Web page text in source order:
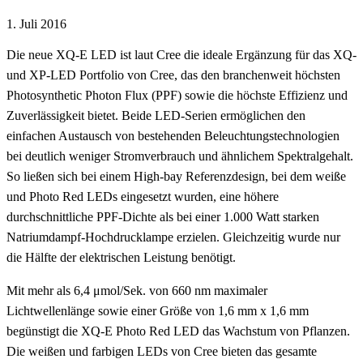
1. Juli 2016
Die neue XQ-E LED ist laut Cree die ideale Ergänzung für das XQ-
und XP-LED Portfolio von Cree, das den branchenweit höchsten
Photosynthetic Photon Flux (PPF) sowie die höchste Effizienz und
Zuverlässigkeit bietet. Beide LED-Serien ermöglichen den
einfachen Austausch von bestehenden Beleuchtungstechnologien
bei deutlich weniger Stromverbrauch und ähnlichem Spektralgehalt.
So ließen sich bei einem High-bay Referenzdesign, bei dem weiße
und Photo Red LEDs eingesetzt wurden, eine höhere
durchschnittliche PPF-Dichte als bei einer 1.000 Watt starken
Natriumdampf-Hochdrucklampe erzielen. Gleichzeitig wurde nur
die Hälfte der elektrischen Leistung benötigt.
Mit mehr als 6,4 μmol/Sek. von 660 nm maximaler
Lichtwellenlänge sowie einer Größe von 1,6 mm x 1,6 mm
begünstigt die XQ-E Photo Red LED das Wachstum von Pflanzen.
Die weißen und farbigen LEDs von Cree bieten das gesamte